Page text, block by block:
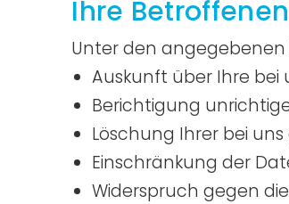
Ihre
Unter den
Auskunft über Ihre
Berichtigung
Löschung Ihrer bei
Einschränkung der
Widerspruch gegen